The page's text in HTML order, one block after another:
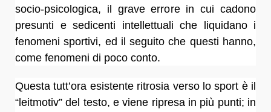
socio-psicologica, il grave errore in cui cadono
presunti e sedicenti intellettuali che liquidano i
fenomeni sportivi, ed il seguito che questi hanno,
come fenomeni di poco conto.
Questa tutt’ora esistente ritrosia verso lo sport è il
“leitmotiv” del testo, e viene ripresa in più punti; in